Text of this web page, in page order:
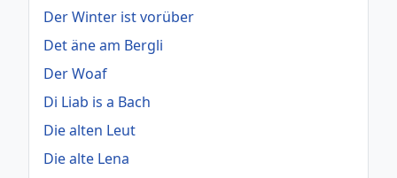
Der Winter ist vorüber
Det äne am Bergli
Der Woaf
Di Liab is a Bach
Die alten Leut
Die alte Lena